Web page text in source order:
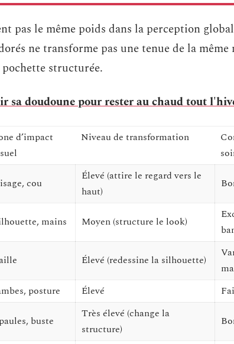
pas le même poids dans la perception
ne transforme pas une tenue de la même
structurée.
sa doudoune pour rester au chaud tout
d’impact
Niveau de transformation
cou
Élevé (attire le regard vers le
haut)
mains Moyen (structure le look)
Élevé (redessine la silhouette)
posture Élevé
buste
Très élevé (change la
structure)